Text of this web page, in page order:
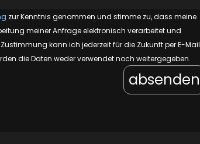
zur Kenntnis genommen und stimme zu, dass meine
meiner Anfrage elektronisch verarbeitet und
kann ich jederzeit für die Zukunft per E-Mail
die Daten weder verwendet noch weitergegeben.